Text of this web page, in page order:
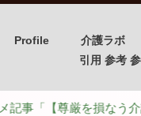
Profile 介護ラボ
引用 参考
を損なう介護と守るた